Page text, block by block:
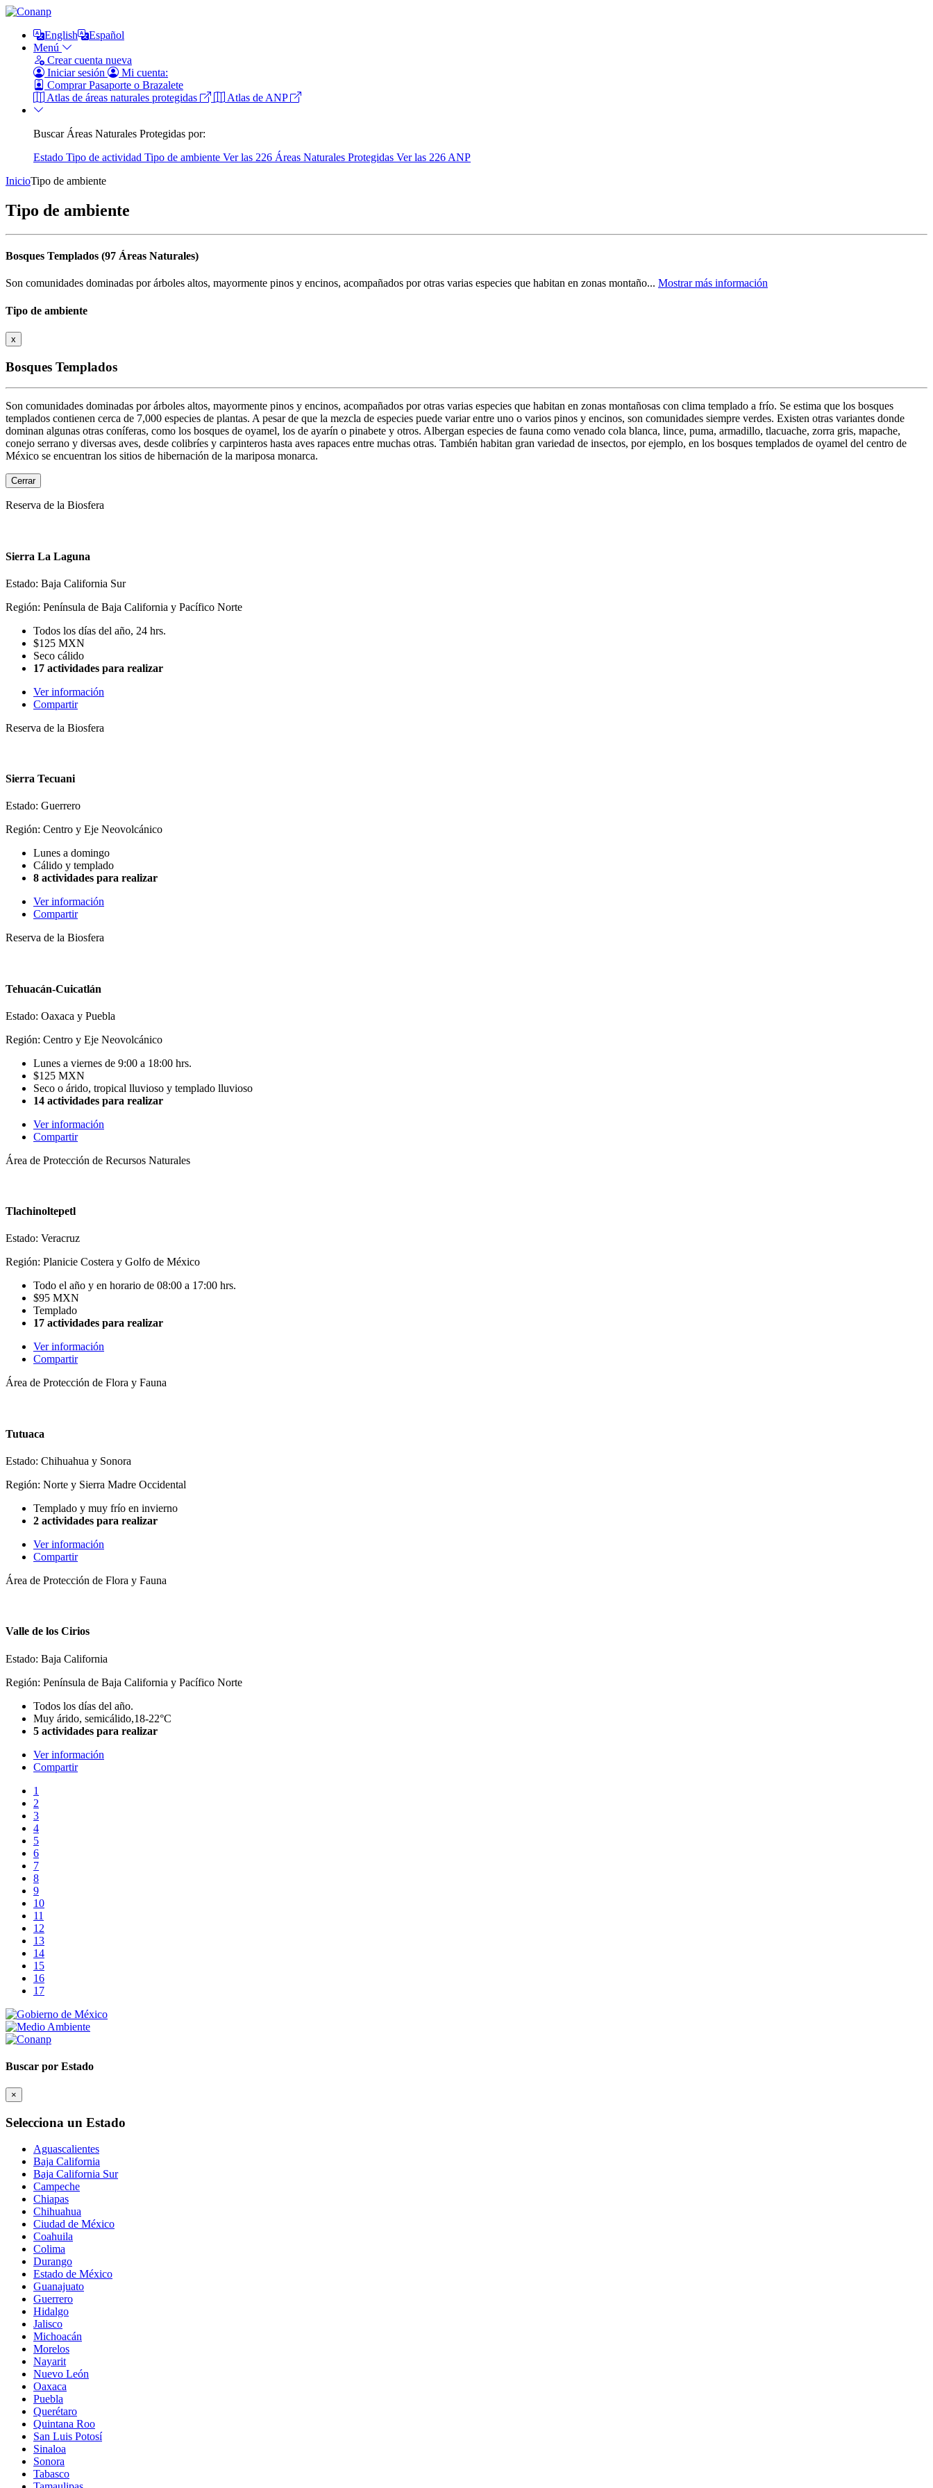
English
Español
Menú
Crear cuenta nueva
Iniciar sesión
Mi cuenta:
Comprar Pasaporte o Brazalete
Atlas de áreas naturales protegidas
Atlas de ANP
Buscar Áreas Naturales Protegidas por:
Estado Tipo de actividad Tipo de ambiente Ver las 226 Áreas Naturales Protegidas Ver las 226 ANP
InicioTipo de ambiente
Tipo de ambiente
Bosques Templados (97 Áreas Naturales)
Son comunidades dominadas por árboles altos, mayormente pinos y encinos, acompañados por otras varias especies que habitan en zonas montaño... Mostrar más información
Tipo de ambiente
x
Bosques Templados
Son comunidades dominadas por árboles altos, mayormente pinos y encinos, acompañados por otras varias especies que habitan en zonas montañosas con clima templado a frío. Se estima que los bosques
templados contienen cerca de 7,000 especies de plantas. A pesar de que la mezcla de especies puede variar entre uno o varios pinos y encinos, son comunidades siempre verdes. Existen otras variantes donde
dominan algunas otras coníferas, como los bosques de oyamel, los de ayarín o pinabete y otros. Albergan especies de fauna como venado cola blanca, lince, puma, armadillo, tlacuache, zorra gris, mapache,
conejo serrano y diversas aves, desde colibríes y carpinteros hasta aves rapaces entre muchas otras. También habitan gran variedad de insectos, por ejemplo, en los bosques templados de oyamel del centro de
México se encuentran los sitios de hibernación de la mariposa monarca.
Cerrar
Reserva de la Biosfera
Sierra La Laguna
Estado: Baja California Sur
Región: Península de Baja California y Pacífico Norte
Todos los días del año, 24 hrs.
$125 MXN
Seco cálido
17 actividades para realizar
Ver información
Compartir
Reserva de la Biosfera
Sierra Tecuani
Estado: Guerrero
Región: Centro y Eje Neovolcánico
Lunes a domingo
Cálido y templado
8 actividades para realizar
Ver información
Compartir
Reserva de la Biosfera
Tehuacán-Cuicatlán
Estado: Oaxaca y Puebla
Región: Centro y Eje Neovolcánico
Lunes a viernes de 9:00 a 18:00 hrs.
$125 MXN
Seco o árido, tropical lluvioso y templado lluvioso
14 actividades para realizar
Ver información
Compartir
Área de Protección de Recursos Naturales
Tlachinoltepetl
Estado: Veracruz
Región: Planicie Costera y Golfo de México
Todo el año y en horario de 08:00 a 17:00 hrs.
$95 MXN
Templado
17 actividades para realizar
Ver información
Compartir
Área de Protección de Flora y Fauna
Tutuaca
Estado: Chihuahua y Sonora
Región: Norte y Sierra Madre Occidental
Templado y muy frío en invierno
2 actividades para realizar
Ver información
Compartir
Área de Protección de Flora y Fauna
Valle de los Cirios
Estado: Baja California
Región: Península de Baja California y Pacífico Norte
Todos los días del año.
Muy árido, semicálido,18-22°C
5 actividades para realizar
Ver información
Compartir
1
2
3
4
5
6
7
8
9
10
11
12
13
14
15
16
17
Buscar por Estado
×
Selecciona un Estado
Aguascalientes
Baja California
Baja California Sur
Campeche
Chiapas
Chihuahua
Ciudad de México
Coahuila
Colima
Durango
Estado de México
Guanajuato
Guerrero
Hidalgo
Jalisco
Michoacán
Morelos
Nayarit
Nuevo León
Oaxaca
Puebla
Querétaro
Quintana Roo
San Luis Potosí
Sinaloa
Sonora
Tabasco